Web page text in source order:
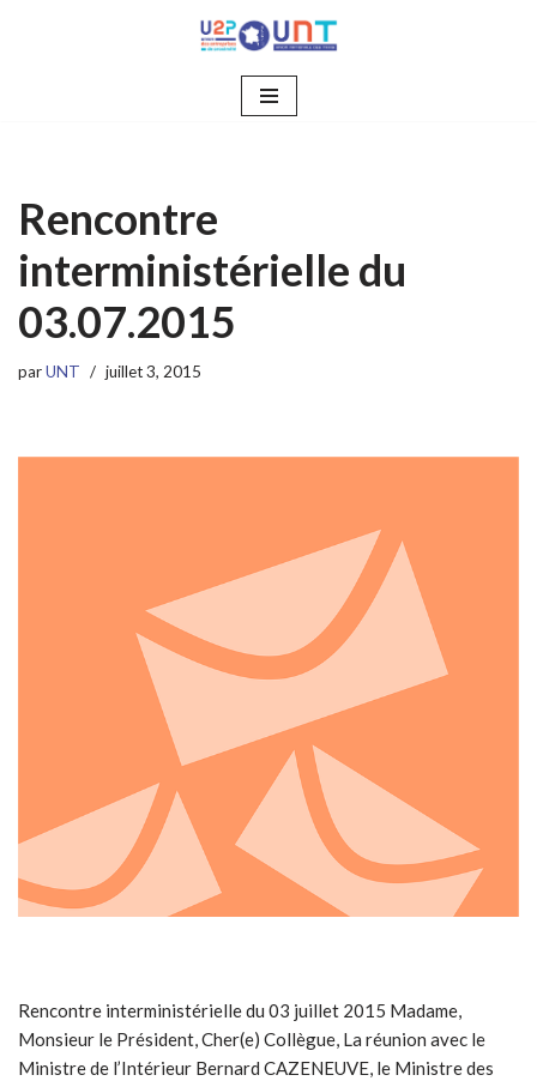
Rencontre
interministérielle du
03.07.2015
parUNT juillet 3, 2015
Rencontre interministérielle du 03 juillet 2015 Madame,
Monsieur le Président, Cher(e) Collègue, La réunion avec le
Ministre de l’Intérieur Bernard CAZENEUVE, le Ministre des